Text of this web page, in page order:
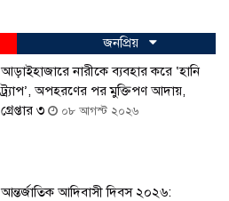
জনপ্রিয়
আড়াইহাজারে নারীকে ব্যবহার করে ‘হানি
ট্র্যাপ’, অপহরণের পর মুক্তিপণ আদায়,
গ্রেপ্তার ৩
০৮ আগস্ট ২০২৬
আন্তর্জাতিক আদিবাসী দিবস ২০২৬: